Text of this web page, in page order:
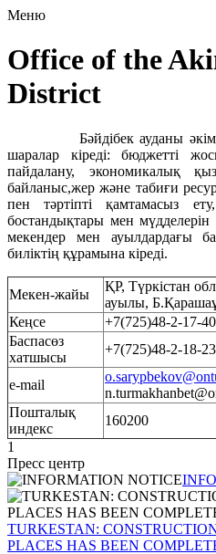
Меню
Office of the
District
Бәйдібек ауданы
шаралар кіреді: бюджетті
пайдалану, экономикалық
байланыс,жер және табиғи
пен тәртіпті қамтамасыз
бостандықтары мен
мекендер мен ауылдардағы
биліктің құрамына кіреді.
Мекен-жайы
ҚР, Түркістан
ауылы,
Кеңсе
+7(725)48-2-17-40
Баспасөз
хатшысы
+7(725)48-2-18-23
e-mail
Пошталық
индекс
160200
1
Пресс центр
TURKESTAN:
PLACES HAS BEEN